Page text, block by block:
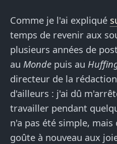
Comme je l'ai expliqué
temps de revenir aux
plusieurs années de
au Monde puis au
directeur de la
d'ailleurs : j'ai dû
travailler pendant
n'a pas été simple,
goûte à nouveau aux